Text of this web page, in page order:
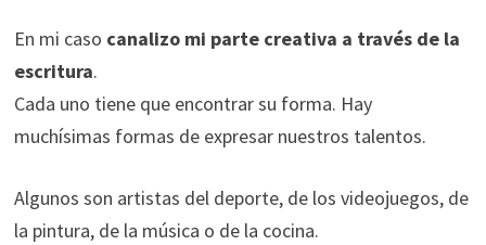
En mi caso canalizo mi parte creativa a través de la
escritura.
Cada uno tiene que encontrar su forma. Hay
muchísimas formas de expresar nuestros talentos.
Algunos son artistas del deporte, de los videojuegos, de
la pintura, de la música o de la cocina.